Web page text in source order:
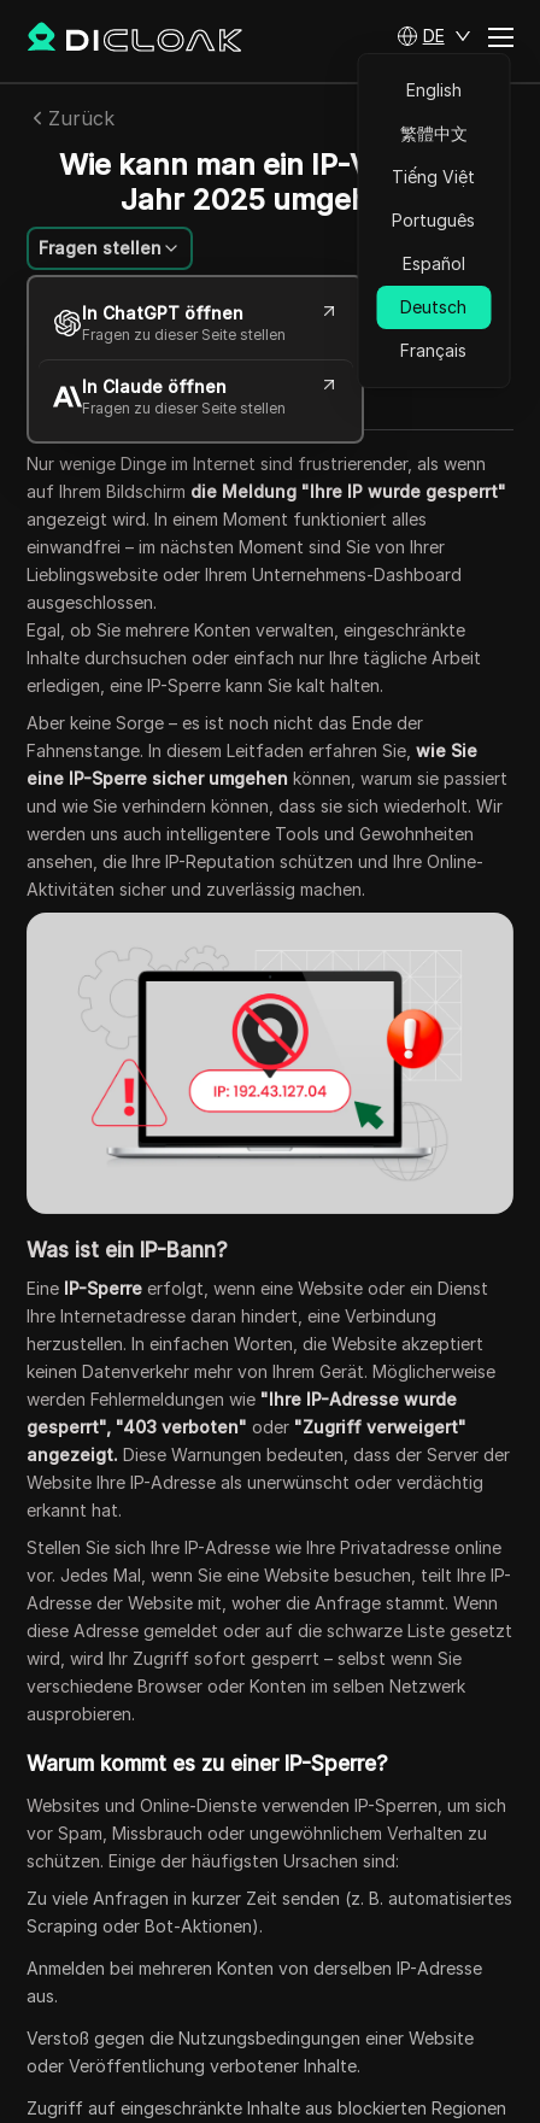
DE
English
繁體中文
Tiếng Việt
Português
Español
Deutsch
Français
Zurück
Wie kann man ein IP-Verbot im
Jahr 2025 umgehen?
Fragen stellen
In ChatGPT öffnen
Fragen zu dieser Seite stellen
In Claude öffnen
Fragen zu dieser Seite stellen
Li Minghui
13 Okt. 2025 7 min lesen
Copy Link
Nur wenige Dinge im Internet sind frustrierender, als wenn
auf Ihrem Bildschirm die Meldung "Ihre IP wurde gesperrt"
angezeigt wird. In einem Moment funktioniert alles
einwandfrei – im nächsten Moment sind Sie von Ihrer
Lieblingswebsite oder Ihrem Unternehmens-Dashboard
ausgeschlossen.
Egal, ob Sie mehrere Konten verwalten, eingeschränkte
Inhalte durchsuchen oder einfach nur Ihre tägliche Arbeit
erledigen, eine IP-Sperre kann Sie kalt halten.
Aber keine Sorge – es ist noch nicht das Ende der
Fahnenstange. In diesem Leitfaden erfahren Sie,wie Sie
eine IP-Sperre sicher umgehen können, warum sie passiert
und wie Sie verhindern können, dass sie sich wiederholt. Wir
werden uns auch intelligentere Tools und Gewohnheiten
ansehen, die Ihre IP-Reputation schützen und Ihre Online-
Aktivitäten sicher und zuverlässig machen.
Was ist ein IP-Bann?
Eine IP-Sperre erfolgt, wenn eine Website oder ein Dienst
Ihre Internetadresse daran hindert, eine Verbindung
herzustellen. In einfachen Worten, die Website akzeptiert
keinen Datenverkehr mehr von Ihrem Gerät. Möglicherweise
werden Fehlermeldungen wie "Ihre IP-Adresse wurde
gesperrt", "403 verboten" oder "Zugriff verweigert"
angezeigt. Diese Warnungen bedeuten, dass der Server der
Website Ihre IP-Adresse als unerwünscht oder verdächtig
erkannt hat.
Stellen Sie sich Ihre IP-Adresse wie Ihre Privatadresse online
vor. Jedes Mal, wenn Sie eine Website besuchen, teilt Ihre IP-
Adresse der Website mit, woher die Anfrage stammt. Wenn
diese Adresse gemeldet oder auf die schwarze Liste gesetzt
wird, wird Ihr Zugriff sofort gesperrt – selbst wenn Sie
verschiedene Browser oder Konten im selben Netzwerk
ausprobieren.
Warum kommt es zu einer IP-Sperre?
Websites und Online-Dienste verwenden IP-Sperren, um sich
vor Spam, Missbrauch oder ungewöhnlichem Verhalten zu
schützen. Einige der häufigsten Ursachen sind:
Zu viele Anfragen in kurzer Zeit senden (z. B. automatisiertes
Scraping oder Bot-Aktionen).
Anmelden bei mehreren Konten von derselben IP-Adresse
aus.
Verstoß gegen die Nutzungsbedingungen einer Website
oder Veröffentlichung verbotener Inhalte.
Zugriff auf eingeschränkte Inhalte aus blockierten Regionen